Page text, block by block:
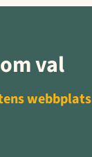
val
webbplats